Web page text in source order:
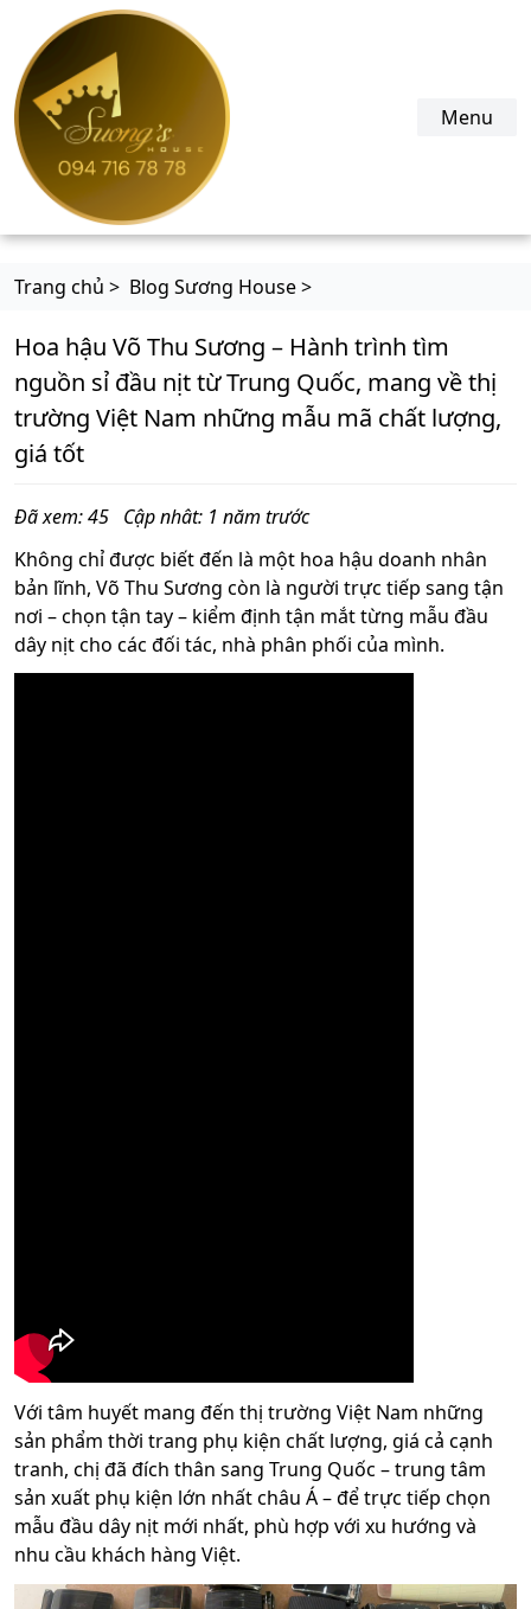
suonghouse.com
Menu
Trang chủ > Blog Sương House >
Hoa hậu Võ Thu Sương – Hành trình tìm
nguồn sỉ đầu nịt từ Trung Quốc, mang về thị
trường Việt Nam những mẫu mã chất lượng,
giá tốt
Đã xem: 45 Cập nhât: 1 năm trước
Không chỉ được biết đến là một hoa hậu doanh nhân
bản lĩnh, Võ Thu Sương còn là người trực tiếp sang tận
nơi – chọn tận tay – kiểm định tận mắt từng mẫu đầu
dây nịt cho các đối tác, nhà phân phối của mình.
Với tâm huyết mang đến thị trường Việt Nam những
sản phẩm thời trang phụ kiện chất lượng, giá cả cạnh
tranh, chị đã đích thân sang Trung Quốc – trung tâm
sản xuất phụ kiện lớn nhất châu Á – để trực tiếp chọn
mẫu đầu dây nịt mới nhất, phù hợp với xu hướng và
nhu cầu khách hàng Việt.